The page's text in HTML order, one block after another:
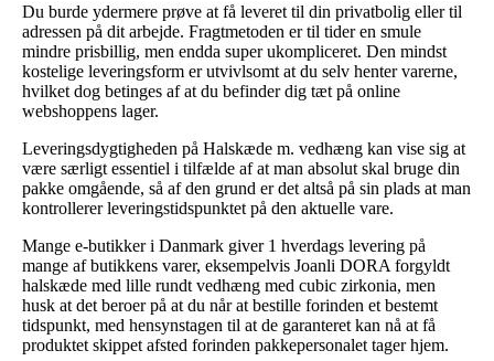
Du burde ydermere prøve at få leveret til din privatbolig eller til
adressen på dit arbejde. Fragtmetoden er til tider en smule
mindre prisbillig, men endda super ukompliceret. Den mindst
kostelige leveringsform er utvivlsomt at du selv henter varerne,
hvilket dog betinges af at du befinder dig tæt på online
webshoppens lager.
Leveringsdygtigheden på Halskæde m. vedhæng kan vise sig at
være særligt essentiel i tilfælde af at man absolut skal bruge din
pakke omgående, så af den grund er det altså på sin plads at man
kontrollerer leveringstidspunktet på den aktuelle vare.
Mange e-butikker i Danmark giver 1 hverdags levering på
mange af butikkens varer, eksempelvis Joanli DORA forgyldt
halskæde med lille rundt vedhæng med cubic zirkonia, men
husk at det beroer på at du når at bestille forinden et bestemt
tidspunkt, med hensynstagen til at de garanteret kan nå at få
produktet skippet afsted forinden pakkepersonalet tager hjem.